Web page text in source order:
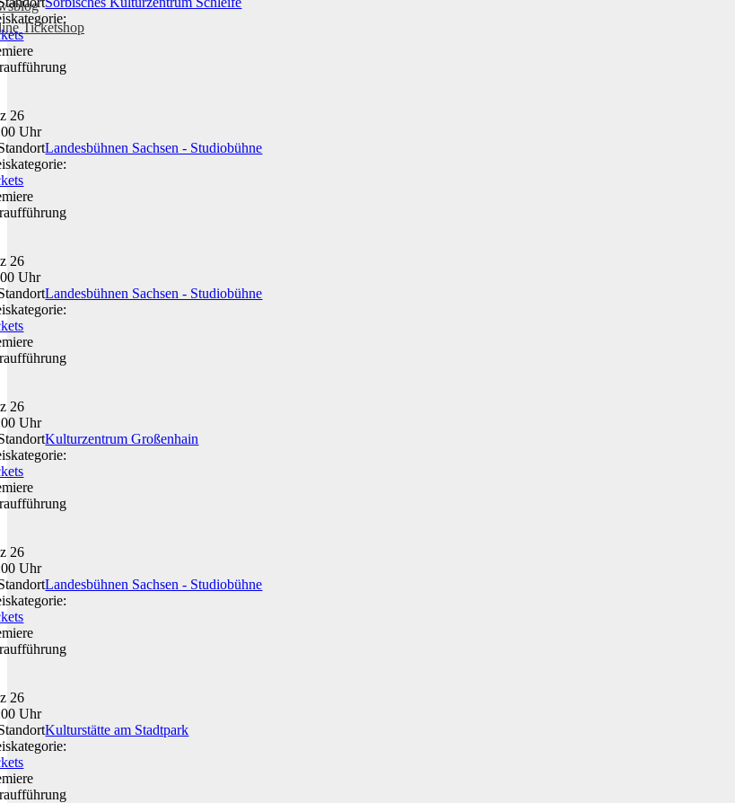
Ticketshop
26
Uhr
Landesbühnen Sachsen - Studiobühne
26
Uhr
Landesbühnen Sachsen - Studiobühne
26
Uhr
Kulturzentrum Großenhain
26
Uhr
Landesbühnen Sachsen - Studiobühne
26
Uhr
Kulturstätte am Stadtpark